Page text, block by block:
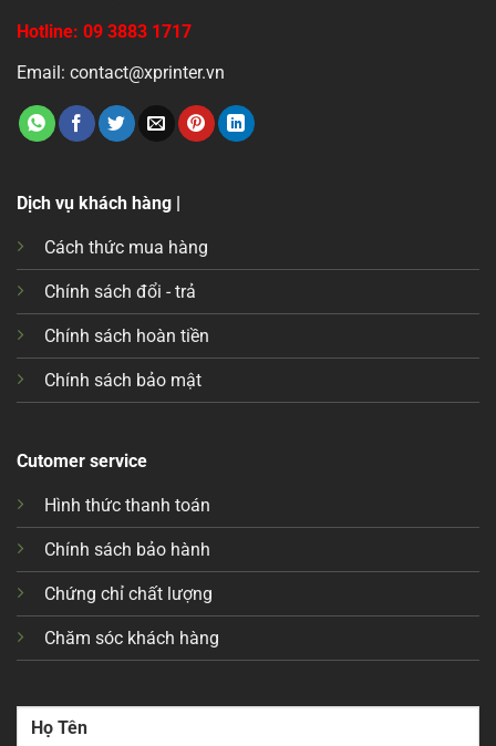
Hotline: 09 3883 1717
Email: contact@xprinter.vn
Dịch vụ khách hàng |
Cách thức mua hàng
Chính sách đổi - trả
Chính sách hoàn tiền
Chính sách bảo mật
Cutomer service
Hình thức thanh toán
Chính sách bảo hành
Chứng chỉ chất lượng
Chăm sóc khách hàng